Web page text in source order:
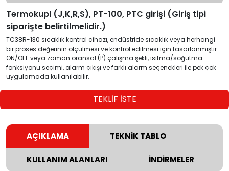
Termokupl (J,K,R,S), PT-100, PTC girişi (Giriş tipi
siparişte belirtilmelidir.)
TC38R-130 sıcaklık kontrol cihazı, endüstride sıcaklık veya herhangi
bir proses değerinin ölçülmesi ve kontrol edilmesi için tasarlanmıştır.
ON/OFF veya zaman oransal (P) çalışma şekli, ısıtma/soğutma
fonksiyonu seçimi, alarm çıkışı ve farklı alarm seçenekleri ile pek çok
uygulamada kullanılabilir.
TEKLİF İSTE
AÇIKLAMA TEKNİK TABLO
KULLANIM ALANLARI İNDİRMELER